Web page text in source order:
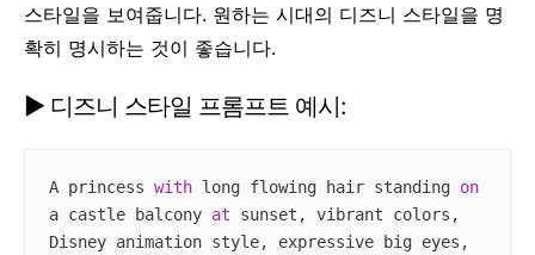
스타일을 보여줍니다. 원하는 시대의 디즈니 스타일을 명
확히 명시하는 것이 좋습니다.
▶ 디즈니 스타일 프롬프트 예시:
A princess with long flowing hair standing on
a castle balcony at sunset, vibrant colors,
Disney animation style, expressive big eyes,